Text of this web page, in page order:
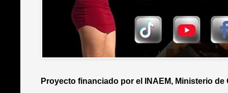
Proyecto financiado por el INAEM, Ministerio de